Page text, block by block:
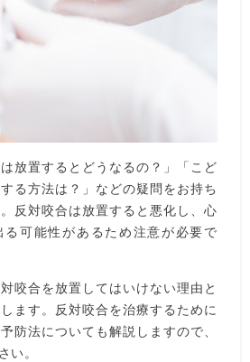
放置するとどうなるの？」「こど
る方法は？」などの疑問をお持ち
反対咬合は放置すると悪化し、心
可能性があるため注意が必要で
咬合を放置してはいけない理由と
ます。反対咬合を治療するために
防法についても解説しますので、
い。